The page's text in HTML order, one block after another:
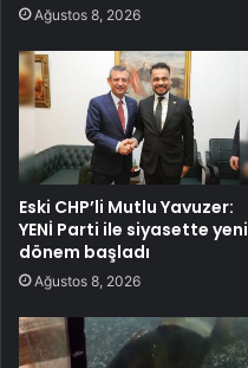
Ağustos 8, 2026
Eski CHP’li Mutlu Yavuzer:
YENİ Parti ile siyasette yeni
dönem başladı
Ağustos 8, 2026